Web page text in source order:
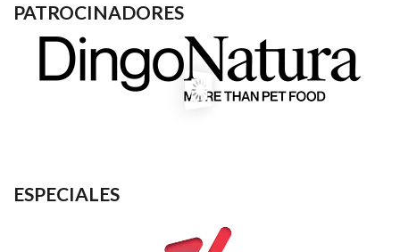
PATROCINADORES
ESPECIALES